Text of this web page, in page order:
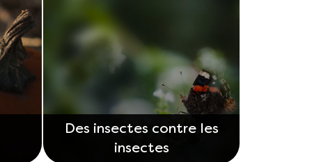
Des insectes contre les
insectes